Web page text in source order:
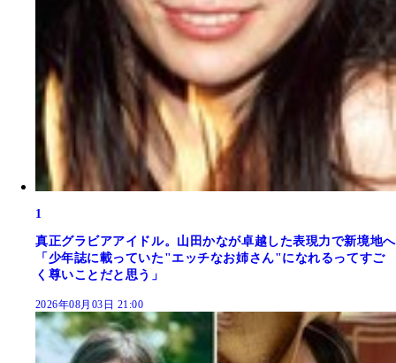
1
真正グラビアアイドル。山田かなが卓越した表現力で新境地へ
「少年誌に載っていた"エッチなお姉さん"になれるってすご
く尊いことだと思う」
2026年08月03日 21:00